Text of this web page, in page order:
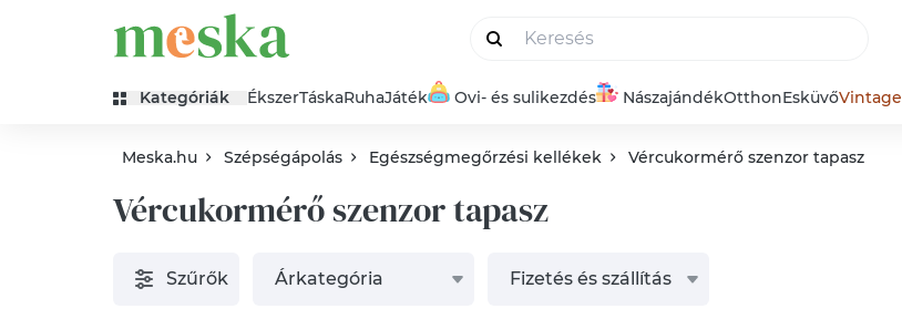
Kategóriák ÉkszerTáskaRuhaJáték Ovi- és sulikezdés NászajándékOtthonEsküvőVintage
Meska.hu Szépségápolás Egészségmegőrzési kellékek Vércukormérő szenzor tapasz
Vércukormérő szenzor tapasz
Szűrők Árkategória Fizetés és szállítás